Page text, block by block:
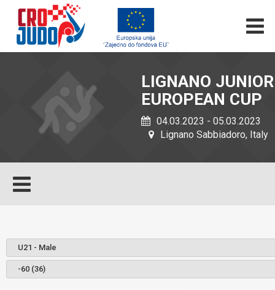
LIGNANO JUNIOR
EUROPEAN CUP
04.03.2023 - 05.03.2023
Lignano Sabbiadoro, Italy